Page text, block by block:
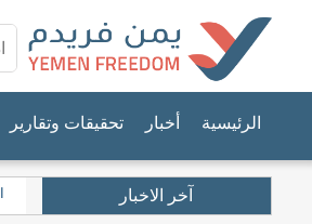
الرئيسية أخبار تحقيقات وتقارير
آخر الاخبار